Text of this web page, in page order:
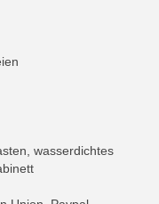
wasserdichtes